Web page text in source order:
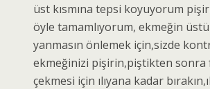
üst kısmına tepsi koyuyorum
öyle tamamlıyorum, ekmeğin
yanmasın önlemek için,sizde
ekmeğinizi pişirin,piştikten sonra
çekmesi için ılıyana kadar